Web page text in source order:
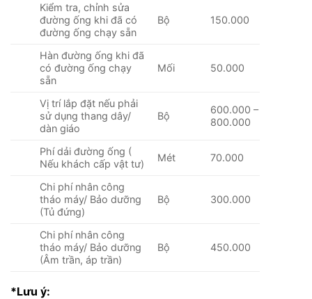
Kiểm tra, chỉnh sửa
đường ống khi đã có
đường ống chạy sẵn
Bộ 150.000
Hàn đường ống khi đã
có đường ống chạy
sẵn
Mối 50.000
Vị trí lắp đặt nếu phải
sử dụng thang dây/
dàn giáo
Bộ
600.000 –
800.000
Phí dải đường ống (
Nếu khách cấp vật tư)
Mét 70.000
Chi phí nhân công
tháo máy/ Bảo dưỡng
(Tủ đứng)
Bộ 300.000
Chi phí nhân công
tháo máy/ Bảo dưỡng
(Âm trần, áp trần)
Bộ 450.000
*Lưu ý: